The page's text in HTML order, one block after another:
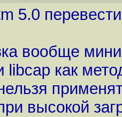
5.0
вообще
libcap как
высокой